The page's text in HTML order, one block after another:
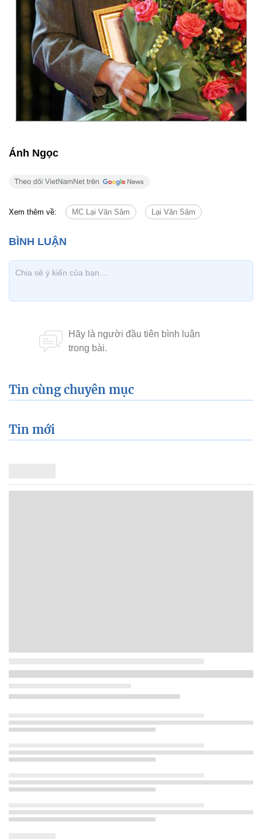
Ánh Ngọc
Xem thêm về: MC Lại Văn Sâm Lại Văn Sâm
Tin cùng chuyên mục
Tin mới